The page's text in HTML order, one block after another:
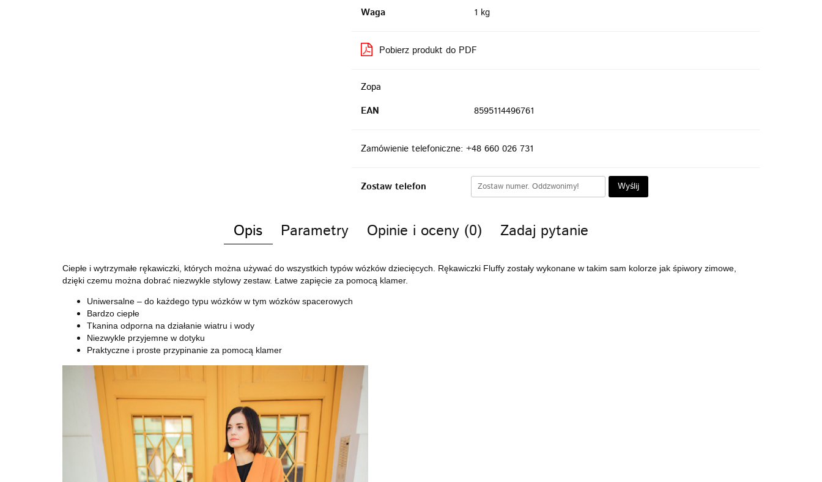
Waga
1 kg
Pobierz produkt do PDF
Zopa
EAN
8595114496761
Zamówienie telefoniczne: +48 660 026 731
Zostaw telefon Wyślij
Opis Parametry Opinie i oceny (0) Zadaj pytanie
Ciepłe i wytrzymałe rękawiczki, których można używać do wszystkich typów wózków dziecięcych. Rękawiczki Fluffy zostały wykonane w takim sam kolorze jak śpiwory zimowe,
dzięki czemu można dobrać niezwykle stylowy zestaw. Łatwe zapięcie za pomocą klamer.
Uniwersalne – do każdego typu wózków w tym wózków spacerowych
Bardzo ciepłe
Tkanina odporna na działanie wiatru i wody
Niezwykle przyjemne w dotyku
Praktyczne i proste przypinanie za pomocą klamer